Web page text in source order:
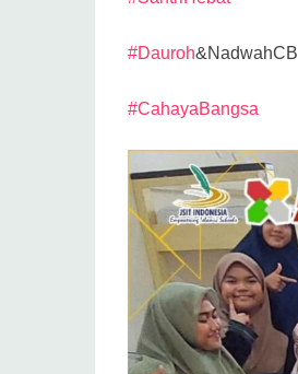
#Dauroh&NadwahCB
#CahayaBangsa